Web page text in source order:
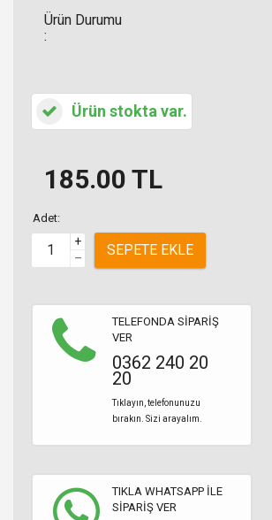
Ürün Durumu
:
Ürün stokta var.
185.00 TL
Adet:
+
–
SEPETE EKLE
TELEFONDA SİPARİŞ
VER
0362 240 20
20
Tıklayın, telefonunuzu
bırakın. Sizi arayalım.
TIKLA WHATSAPP İLE
SİPARİŞ VER